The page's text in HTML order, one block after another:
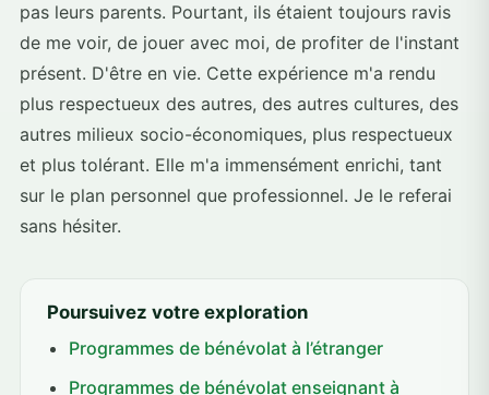
pas leurs parents. Pourtant, ils étaient toujours ravis
de me voir, de jouer avec moi, de profiter de l'instant
présent. D'être en vie. Cette expérience m'a rendu
plus respectueux des autres, des autres cultures, des
autres milieux socio-économiques, plus respectueux
et plus tolérant. Elle m'a immensément enrichi, tant
sur le plan personnel que professionnel. Je le referai
sans hésiter.
Poursuivez votre exploration
Programmes de bénévolat à l’étranger
Programmes de bénévolat enseignant à